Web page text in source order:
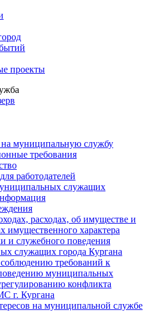
проекты
муниципальную службу
требования
работодателей
служащих
расходах, об имуществе и
имущественного характера
и служебного поведения
служащих города Кургана
требований к
муниципальных
конфликта
г. Кургана
на муниципальной службе